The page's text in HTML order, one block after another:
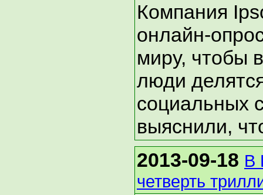
Компания
онлайн-
миру, чтобы
люди
социальных
выяснили,
2013-09-18 В
четверть